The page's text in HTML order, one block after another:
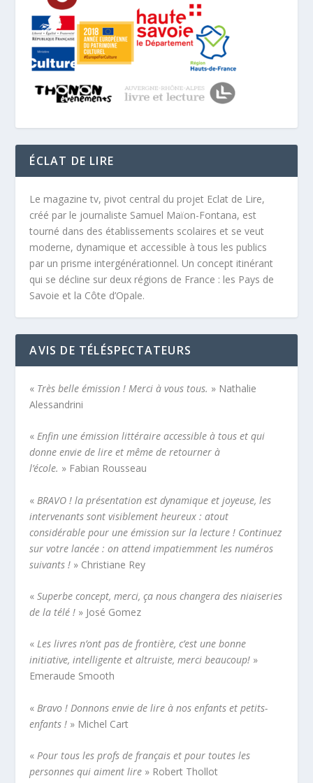
ÉCLAT DE LIRE
Le magazine tv, pivot central du projet Eclat de Lire,
créé par le journaliste Samuel Maïon-Fontana, est
tourné dans des établissements scolaires et se veut
moderne, dynamique et accessible à tous les publics
par un prisme intergénérationnel. Un concept itinérant
qui se décline sur deux régions de France : les Pays de
Savoie et la Côte d’Opale.
AVIS DE TÉLÉSPECTATEURS
« Très belle émission ! Merci à vous tous. » Nathalie
Alessandrini
«Enfin une émission littéraire accessible à tous et qui
donne envie de lire et même de retourner à
l’école. » Fabian Rousseau
« BRAVO ! la présentation est dynamique et joyeuse, les
intervenants sont visiblement heureux : atout
considérable pour une émission sur la lecture ! Continuez
sur votre lancée : on attend impatiemment les numéros
suivants ! » Christiane Rey
«Superbe concept, merci, ça nous changera des niaiseries
de la télé ! » José Gomez
«Les livres n’ont pas de frontière, c’est une bonne
initiative, intelligente et altruiste, merci beaucoup! »
Emeraude Smooth
« Bravo ! Donnons envie de lire à nos enfants et petits-
enfants ! » Michel Cart
«Pour tous les profs de français et pour toutes les
personnes qui aiment lire » Robert Thollot